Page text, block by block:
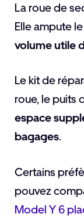
La roue de
Elle ampute
volume utile
Le kit de
roue, le puits
espace
bagages.
Certains
pouvez
Model Y 6